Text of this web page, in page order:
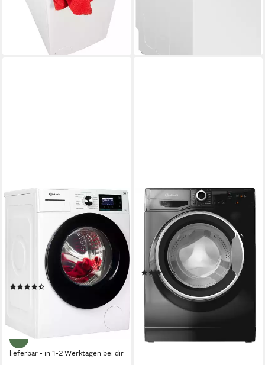
lieferbar - in 1-2 Werktagen bei dir
BAUKNECHT
Waschmaschine B6R 88E
SILENCE DE
Kapazität Waschen
Betriebsgeräusch
Schleuderdrehzahl
Produktdatenblatt
(125)
UVP
mtl. in 36 Raten
lieferbar - in 1-2 Werktagen bei dir
BAUKNECHT
Waschmaschine W7 S6300 A
Kapazität Waschen
76 dB(A) Betriebsgeräusch
1400 U/min Schleuderdrehzahl
Produktdatenblatt
(8)
339,00 € UVP499,00 €
16,84 €
mtl. in 24 Raten
-32%
lieferbar - in 2-3 Werktagen bei dir